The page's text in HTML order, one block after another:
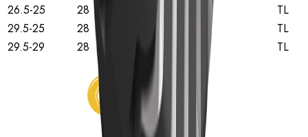
26.5-25
28
TL
29.5-25
28
TL
29.5-29
28 TL